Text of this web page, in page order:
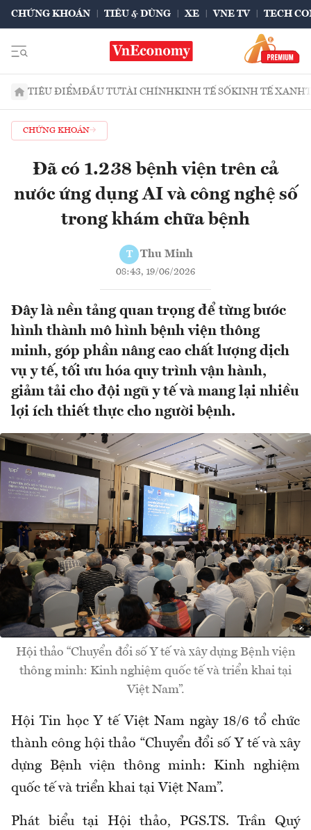
CHỨNG KHOÁN TIÊU & DÙNG XE VNE TV TECH
TIÊU ĐIỂMĐẦU TƯTÀI CHÍNHKINH TẾ SỐKINH TẾ XANH
CHỨNG KHOÁN
Đã có 1.238 bệnh viện trên cả
nước ứng dụng AI và công nghệ số
trong khám chữa bệnh
T Thu Minh
08:43, 19/06/2026
Đây là nền tảng quan trọng để từng bước
hình thành mô hình bệnh viện thông
minh, góp phần nâng cao chất lượng dịch
vụ y tế, tối ưu hóa quy trình vận hành,
giảm tải cho đội ngũ y tế và mang lại nhiều
lợi ích thiết thực cho người bệnh.
Hội thảo “Chuyển đổi số Y tế và xây dựng Bệnh viện
thông minh: Kinh nghiệm quốc tế và triển khai tại
Việt Nam”.
Hội Tin học Y tế Việt Nam ngày 18/6 tổ chức
thành công hội thảo “Chuyển đổi số Y tế và xây
dựng Bệnh viện thông minh: Kinh nghiệm
quốc tế và triển khai tại Việt Nam”.
Phát biểu tại Hội thảo, PGS.TS. Trần Quý